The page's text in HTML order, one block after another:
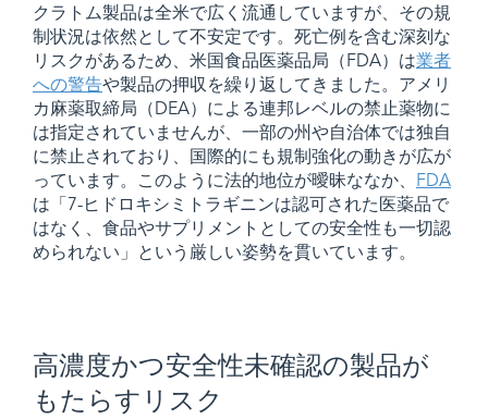
クラトム製品は全米で広く流通していますが、その規
制状況は依然として不安定です。死亡例を含む深刻な
リスクがあるため、米国食品医薬品局（FDA）は業者
への警告や製品の押収を繰り返してきました。アメリ
カ麻薬取締局（DEA）による連邦レベルの禁止薬物に
は指定されていませんが、一部の州や自治体では独自
に禁止されており、国際的にも規制強化の動きが広が
っています。このように法的地位が曖昧ななか、 FDA
は「7-ヒドロキシミトラギニンは認可された医薬品で
はなく、食品やサプリメントとしての安全性も一切認
められない」という厳しい姿勢を貫いています。​​
高濃度かつ安全性未確認の製品が
もたらすリスク​​